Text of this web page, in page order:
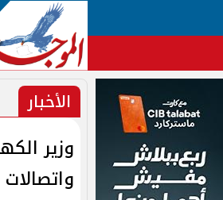
الأخبار
وزير